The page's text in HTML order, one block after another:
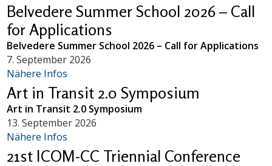
Belvedere Summer School 2026 – Call
for Applications
Belvedere Summer School 2026 – Call for Applications
7. September 2026
Nähere Infos
Art in Transit 2.0 Symposium
Art in Transit 2.0 Symposium
13. September 2026
Nähere Infos
21st ICOM-CC Triennial Conference